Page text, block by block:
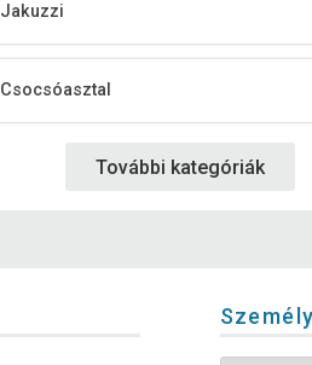
Jakuzzi
Csocsóasztal
További kategóriák